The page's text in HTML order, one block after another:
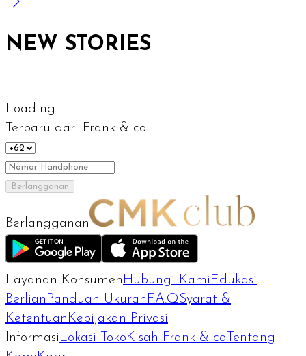
NEW STORIES
Loading...
Terbaru dari Frank & co.
Berlangganan
Berlangganan
Layanan Konsumen Hubungi Kami Edukasi
Berlian Panduan Ukuran F.A.QSyarat &
Ketentuan Kebijakan Privasi
Informasi Lokasi Toko Kisah Frank & co.Tentang